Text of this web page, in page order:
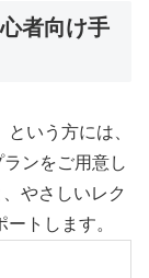
者向け手
いう方には、
ンをご用意し
やさしいレク
トします。